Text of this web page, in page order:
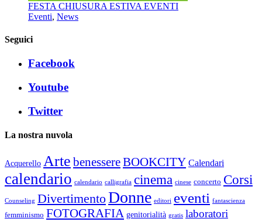
FESTA CHIUSURA ESTIVA EVENTI
Eventi, News
Seguici
Facebook
Youtube
Twitter
La nostra nuvola
Acquerello Arte benessereBOOKCITY Calendari
calendario calendario calligrafia cinema cinese concerto Corsi
Counseling DivertimentoDonne editori eventi fantascienza
femminismo FOTOGRAFIA genitorialità gratis laboratori